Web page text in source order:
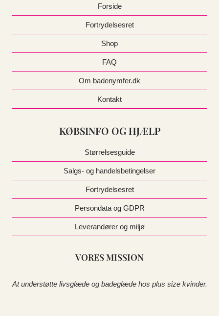
på
Forside
Fortrydelsesret
Shop
FAQ
Om badenymfer.dk
Kontakt
KØBSINFO OG HJÆLP
Størrelsesguide
Salgs- og handelsbetingelser
Fortrydelsesret
Persondata og GDPR
Leverandører og miljø
VORES MISSION
At understøtte livsglæde og badeglæde hos plus size kvinder.